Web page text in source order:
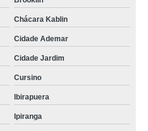
Chácara Kablin
Cidade Ademar
Cidade Jardim
Cursino
Ibirapuera
Ipiranga